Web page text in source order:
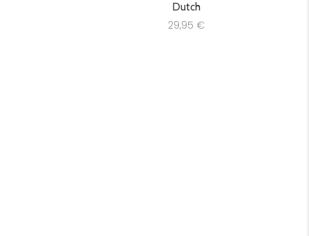
Dutch
29,95 €